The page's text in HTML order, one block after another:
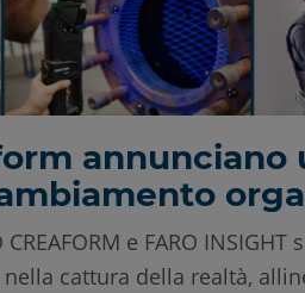
annunciano
e FARO
cattura della realtà,